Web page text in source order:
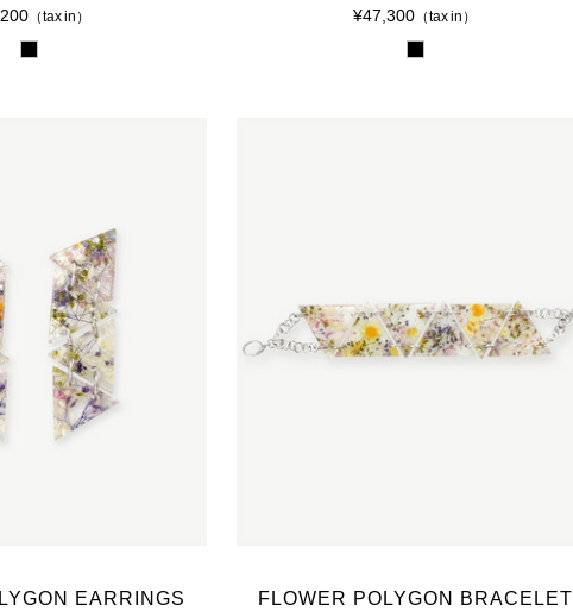
（tax in） ¥47,300（tax in）
EARRINGS FLOWER POLYGON BRACELET